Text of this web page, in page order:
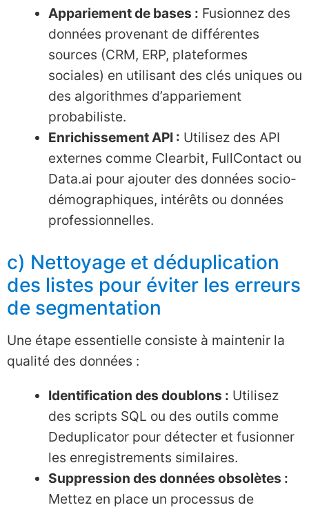
Appariement de bases : Fusionnez des
données provenant de différentes
sources (CRM, ERP, plateformes
sociales) en utilisant des clés uniques ou
des algorithmes d’appariement
probabiliste.
Enrichissement API : Utilisez des API
externes comme Clearbit, FullContact ou
Data.ai pour ajouter des données socio-
démographiques, intérêts ou données
professionnelles.
c) Nettoyage et déduplication
des listes pour éviter les erreurs
de segmentation
Une étape essentielle consiste à maintenir la
qualité des données :
Identification des doublons : Utilisez
des scripts SQL ou des outils comme
Deduplicator pour détecter et fusionner
les enregistrements similaires.
Suppression des données obsolètes :
Mettez en place un processus de